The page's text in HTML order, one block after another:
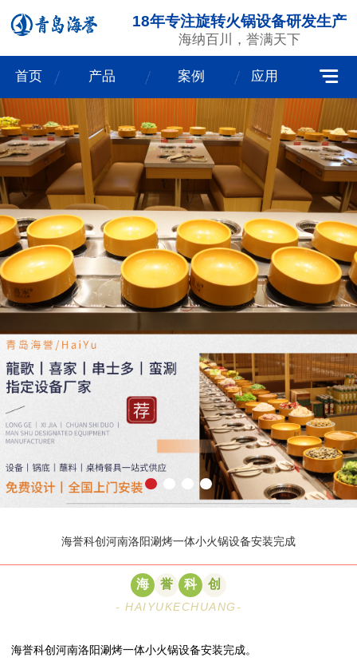
18年专注旋转火锅设备研发生产
海纳百川，誉满天下
首页 产品 案例 应用
我们
海誉科创河南洛阳涮烤一体小火锅设备安装完成
海 誉 科 创
- HAIYUKECHUANG-
海誉科创河南洛阳涮烤一体小火锅设备安装完成。